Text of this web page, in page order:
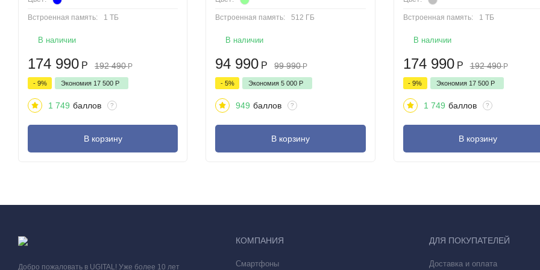
Новый способ поиска — Обвести и найти. Пролистывая любимую социальную сеть, обведите что-нибудь с помощью электронного
Встроенная память: 1 ТБ
В наличии
174 990 Р 192 490 Р
- 9% Экономия 17 500 Р
1 749 баллов ?
В корзину
Встроенная память: 512 ГБ
В наличии
94 990 Р 99 990 Р
- 5% Экономия5 000 Р
949 баллов ?
В корзину
Встроенная память: 1 ТБ
В наличии
174 990 Р 192 490 Р
- 9% Экономия 17 500 Р
1 749 баллов ?
В корзину
Добро пожаловать в UGITAL! Уже более 10 лет
КОМПАНИЯ
Смартфоны
ДЛЯ ПОКУПАТЕЛЕЙ
Доставка и оплата